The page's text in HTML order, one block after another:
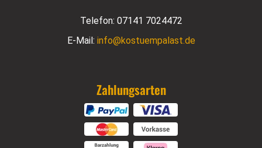
Telefon: 07141 7024472
E-Mail: info@kostuempalast.de
Zahlungsarten